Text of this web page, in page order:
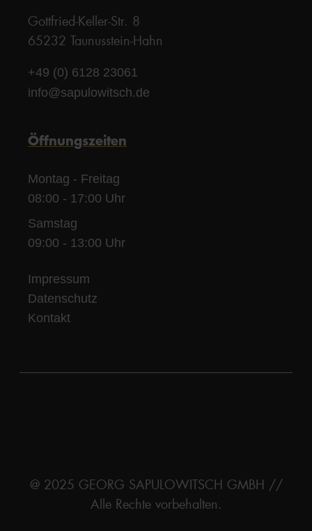
Gottfried-Keller-Str. 8
65232 Taunusstein-Hahn
+49 (0) 6128 23061
info@sapulowitsch.de
Öffnungszeiten
Montag - Freitag
08:00 - 17:00 Uhr
Samstag
09:00 - 13:00 Uhr
Impressum
Datenschutz
Kontakt
@ 2025 GEORG SAPULOWITSCH GMBH //
Alle Rechte vorbehalten.